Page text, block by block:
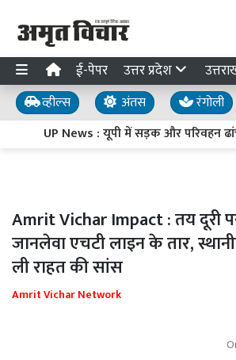
ई-पेपर उत्तर प्रदेश
व्हील्स अंतस रंगोली
UP News : यूपी में सड़क और परिवहन ढांचे
Amrit Vichar Impact : तय दूरी
जानलेवा एचटी लाइन के तार,
ली राहत की सांस
Amrit Vichar Network